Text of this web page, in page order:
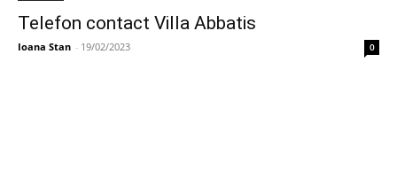
Telefon contact Villa Abbatis
Ioana Stan - 19/02/2023 0